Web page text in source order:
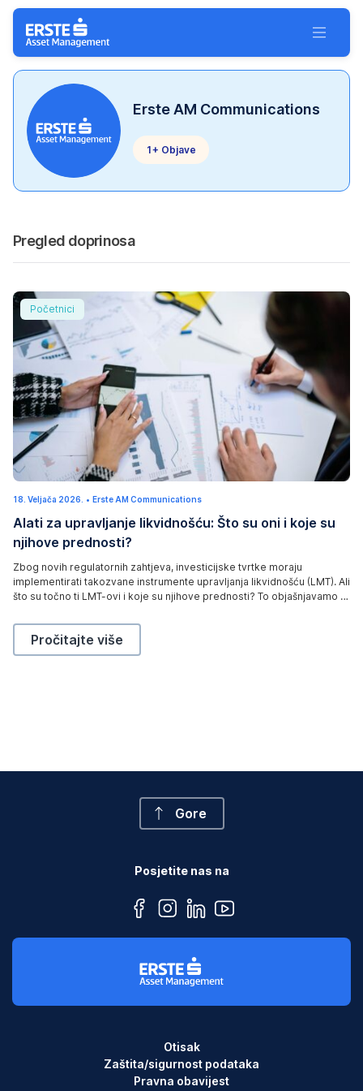
Preskoči navigaciju
Toggle
Erste AM Communications
1+ Objave
Pregled doprinosa
Početnici
Alati za upravljanje likvidnošću: Što su oni i koje su
18. Veljača 2026.
1
.
V
e
a
č
2
6
.
• Erste AM Communications
Alati za upravljanje likvidnošću: Što su oni i koje su
njihove prednosti?
Zbog novih regulatornih zahtjeva, investicijske tvrtke moraju
implementirati takozvane instrumente upravljanja likvidnošću (LMT). Ali
što su točno ti LMT-ovi i koje su njihove prednosti? To objašnjavamo u
Alati za upravljanje likvidnošću: Što su oni i koje su
Pročitajte više
Gore
Posjetite nas na
facebookinstagram
linkedinyoutube
Otisak
Zaštita/sigurnost podataka
Pravna obavijest